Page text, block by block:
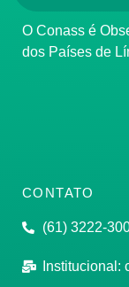
O Conass é
dos Países de
CONTATO
(61) 3222-
Institucional: